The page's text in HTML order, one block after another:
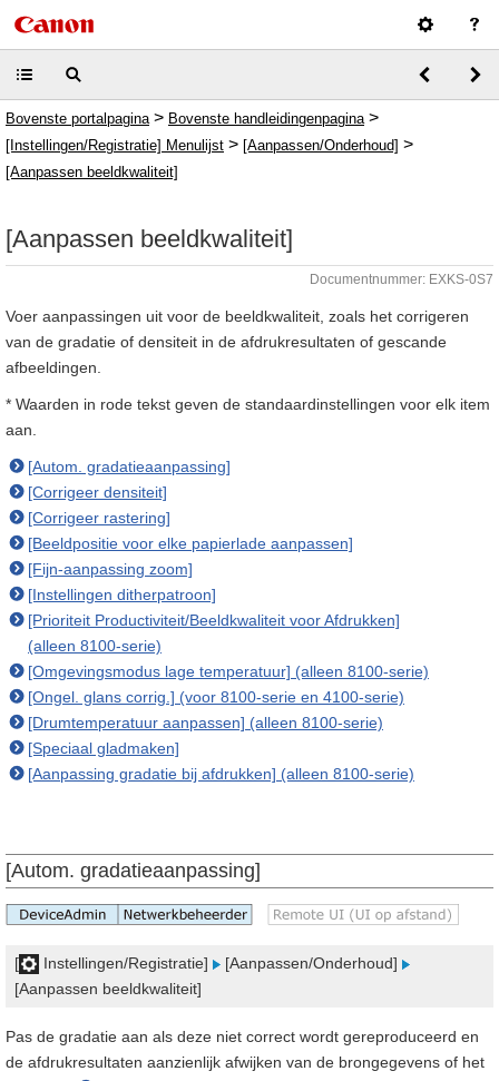
Bovenste portalpagina > Bovenste handleidingenpagina >
[Instellingen/Registratie] Menulijst > [Aanpassen/Onderhoud] >
[Aanpassen beeldkwaliteit]
[Aanpassen beeldkwaliteit]
Documentnummer: EXKS-0S7
Voer aanpassingen uit voor de beeldkwaliteit, zoals het corrigeren
van de gradatie of densiteit in de afdrukresultaten of gescande
afbeeldingen.
* Waarden in rode tekst geven de standaardinstellingen voor elk item
aan.
[Autom. gradatieaanpassing]
[Corrigeer densiteit]
[Corrigeer rastering]
[Beeldpositie voor elke papierlade aanpassen]
[Fijn-aanpassing zoom]
[Instellingen ditherpatroon]
[Prioriteit Productiviteit/Beeldkwaliteit voor Afdrukken]
(alleen 8100-serie)
[Omgevingsmodus lage temperatuur] (alleen 8100-serie)
[Ongel. glans corrig.] (voor 8100-serie en 4100-serie)
[Drumtemperatuur aanpassen] (alleen 8100-serie)
[Speciaal gladmaken]
[Aanpassing gradatie bij afdrukken] (alleen 8100-serie)
[Autom. gradatieaanpassing]
[ Instellingen/Registratie]
[Aanpassen/Onderhoud]
[Aanpassen beeldkwaliteit]
Pas de gradatie aan als deze niet correct wordt gereproduceerd en
de afdrukresultaten aanzienlijk afwijken van de brongegevens of het